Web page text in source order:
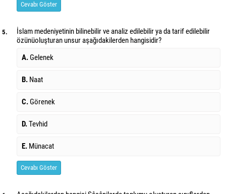
Cevabı Göster
5.
İslam medeniyetinin bilinebilir ve analiz edilebilir ya da tarif edilebilir
özünüoluşturan unsur aşağıdakilerden hangisidir?
A.Gelenek
B. Naat
C.Görenek
D.Tevhid
E. Münacat
Cevabı Göster